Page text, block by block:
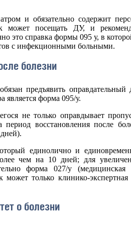
и обязательно содержит
может посещать ДУ, и
это справка формы 095 у, в
с инфекционными больными.
болезни
предъявить оправдательный
является форма 095/у.
не только оправдывает
восстановления после
единолично и
чем на 10 дней; для
форма 027/у (медицинская
только клинико-экспертная
о болезни